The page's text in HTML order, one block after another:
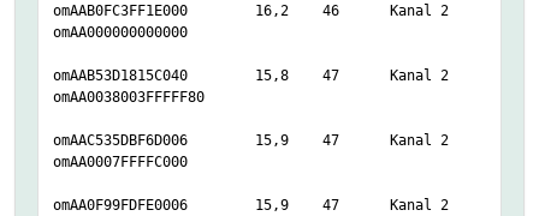
omAAB0FC3FF1E000 16,2 46
Kanal 2
omAA000000000000
omAAB53D1815C040 15,8 47
Kanal 2
omAA0038003FFFFF80
omAAC535DBF6D006 15,9 47
Kanal 2
omAA0007FFFFC000
omAA0F99FDFE0006 15,9 47
Kanal 2